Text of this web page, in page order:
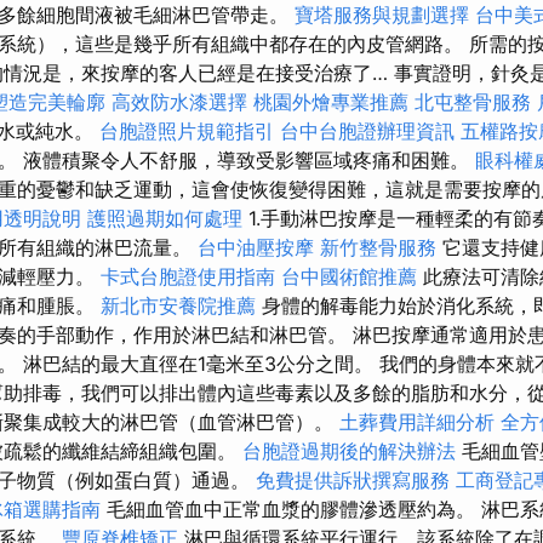
餘細胞間液被毛細淋巴管帶走。 寶塔服務與規劃選擇 台中美
統），這些是幾乎所有組織中都存在的內皮管網路。 所需的
況是，來按摩的客人已經是在接受治療了… 事實證明，針灸
造完美輪廓 高效防水漆選擇 桃園外燴專業推薦 北屯整骨服務
或純水。 台胞證照片規範指引 台中台胞證辦理資訊 五權路
液體積聚令人不舒服，導致受影響區域疼痛和困難。 眼科權
的憂鬱和缺乏運動，這會使恢復變得困難，這就是需要按摩
明說明 護照過期如何處理 1.手動淋巴按摩是一種輕柔的有節
有組織的淋巴流量。 台中油壓按摩 新竹整骨服務 它還支持
輕壓力。 卡式台胞證使用指南 台中國術館推薦 此療法可清
和腫脹。 新北市安養院推薦 身體的解毒能力始於消化系統，
的手部動作，作用於淋巴結和淋巴管。 淋巴按摩通常適用於
淋巴結的最大直徑在1毫米至3公分之間。 我們的身體本來就
排毒，我們可以排出體內這些毒素以及多餘的脂肪和水分，
集成較大的淋巴管（血管淋巴管）。 土葬費用詳細分析 全
鬆的纖維結締組織包圍。 台胞證過期後的解決辦法 毛細血
物質（例如蛋白質）通過。 免費提供訴狀撰寫服務 工商登記
選購指南 毛細血管血中正常血漿的膠體滲透壓約為。 淋巴
統。 豐原脊椎矯正 淋巴與循環系統平行運行，該系統除了在